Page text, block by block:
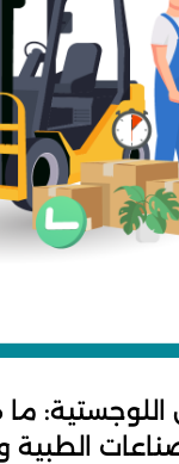
اللوجستية:
الطبية